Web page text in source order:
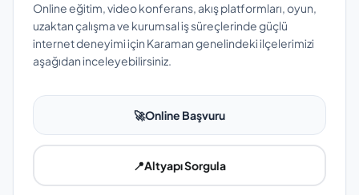
Online eğitim, video konferans, akış platformları, oyun,
uzaktan çalışma ve kurumsal iş süreçlerinde güçlü
internet deneyimi için Karaman genelindeki ilçelerimizi
aşağıdan inceleyebilirsiniz.
🚀Online Başvuru
📍Altyapı Sorgula